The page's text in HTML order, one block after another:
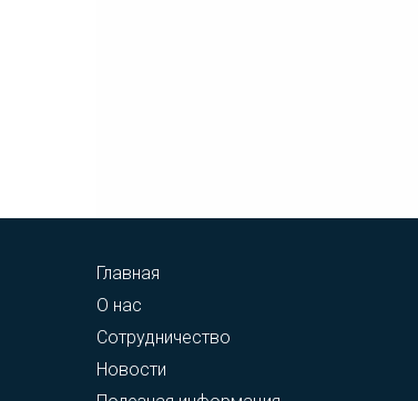
Главная
О нас
Сотрудничество
Новости